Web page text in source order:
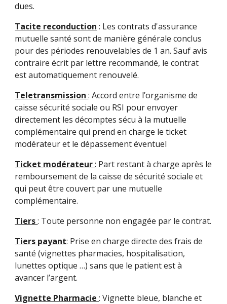
dues.
Tacite reconduction : Les contrats d'assurance
mutuelle santé sont de manière générale conclus
pour des périodes renouvelables de 1 an. Sauf avis
contraire écrit par lettre recommandé, le contrat
est automatiquement renouvelé.
Teletransmission: Accord entre l’organisme de
caisse sécurité sociale ou RSI pour envoyer
directement les décomptes sécu à la mutuelle
complémentaire qui prend en charge le ticket
modérateur et le dépassement éventuel
Ticket modérateur: Part restant à charge après le
remboursement de la caisse de sécurité sociale et
qui peut être couvert par une mutuelle
complémentaire.
Tiers: Toute personne non engagée par le contrat.
Tiers payant: Prise en charge directe des frais de
santé (vignettes pharmacies, hospitalisation,
lunettes optique …) sans que le patient est à
avancer l’argent.
Vignette Pharmacie: Vignette bleue, blanche et